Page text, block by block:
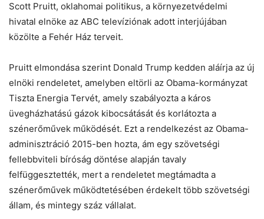
Scott Pruitt, oklahomai politikus, a környezetvédelmi
hivatal elnöke az ABC televíziónak adott interjújában
közölte a Fehér Ház terveit.
Pruitt elmondása szerint Donald Trump kedden aláírja az új
elnöki rendeletet, amelyben eltörli az Obama-kormányzat
Tiszta Energia Tervét, amely szabályozta a káros
üvegházhatású gázok kibocsátását és korlátozta a
szénerőművek működését. Ezt a rendelkezést az Obama-
adminisztráció 2015-ben hozta, ám egy szövetségi
fellebbviteli bíróság döntése alapján tavaly
felfüggesztették, mert a rendeletet megtámadta a
szénerőművek működtetésében érdekelt több szövetségi
állam, és mintegy száz vállalat.